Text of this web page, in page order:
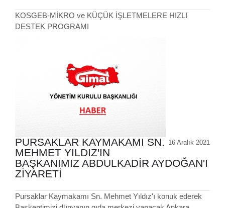
KOSGEB-MİKRO ve KÜÇÜK İŞLETMELERE HIZLI
DESTEK PROGRAMI
16 Aralık 2021
PURSAKLAR KAYMAKAMI SN.
MEHMET YILDIZ'IN
BAŞKANIMIZ ABDULKADİR AYDOĞAN'I
ZİYARETİ
Pursaklar Kaymakamı Sn. Mehmet Yıldız'ı konuk ederek